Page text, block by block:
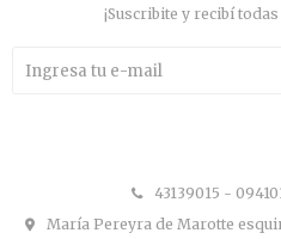
43139015 -
María Pereyra de Marotte
¡Suscribite y recibí